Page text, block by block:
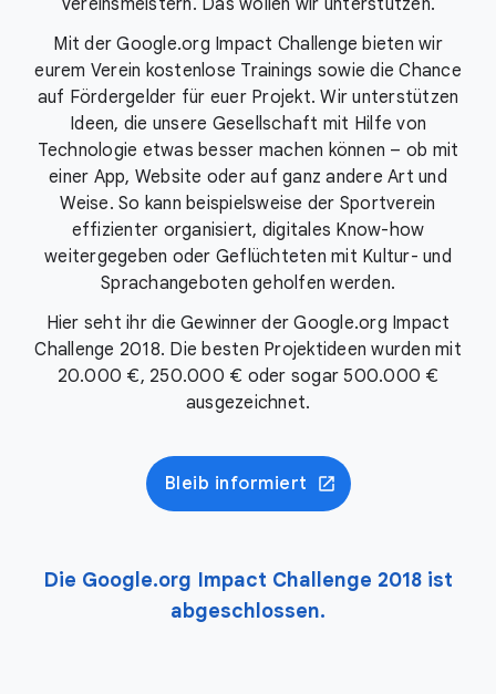
Mit der Google.org Impact Challenge bieten wir
eurem Verein kostenlose Trainings sowie die Chance
auf Fördergelder für euer Projekt. Wir unterstützen
Ideen, die unsere Gesellschaft mit Hilfe von
Technologie etwas besser machen können – ob mit
einer App, Website oder auf ganz andere Art und
Weise. So kann beispielsweise der Sportverein
effizienter organisiert, digitales Know-how
weitergegeben oder Geflüchteten mit Kultur- und
Sprachangeboten geholfen werden.
Hier seht ihr die Gewinner der Google.org Impact
Challenge 2018. Die besten Projektideen wurden mit
20.000 €, 250.000 € oder sogar 500.000 €
ausgezeichnet.
Bleib informiert
Die Google.org Impact Challenge 2018 ist
abgeschlossen.